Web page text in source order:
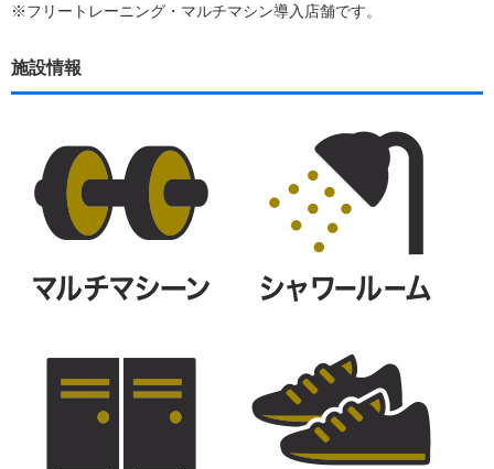
※フリートレーニング・マルチマシン導入店舗です。
施設情報